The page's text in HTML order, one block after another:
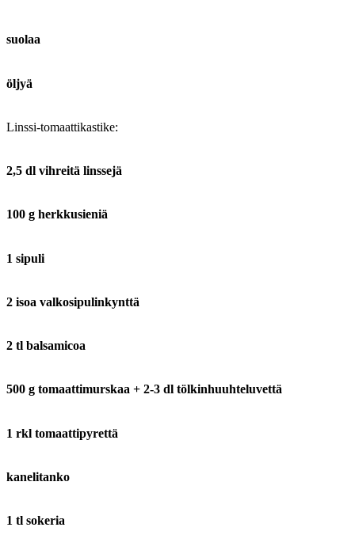
suolaa
öljyä
Linssi-tomaattikastike:
2,5 dl vihreitä linssejä
100 g herkkusieniä
1 sipuli
2 isoa valkosipulinkynttä
2 tl balsamicoa
500 g tomaattimurskaa + 2-3 dl tölkinhuuhteluvettä
1 rkl tomaattipyrettä
kanelitanko
1 tl sokeria